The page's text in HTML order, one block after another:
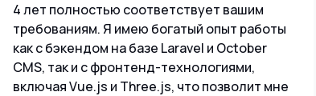
4 лет полностью соответствует вашим
требованиям. Я имею богатый опыт работы
как с бэкендом на базе Laravel и October
CMS, так и с фронтенд-технологиями,
включая Vue.js и Three.js, что позволит мне